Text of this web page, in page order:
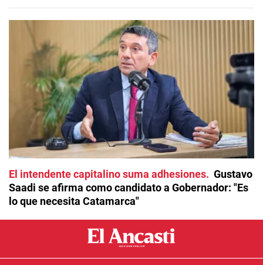
El intendente capitalino suma adhesiones
Gustavo
Saadi se afirma como candidato a Gobernador: "Es
lo que necesita Catamarca"